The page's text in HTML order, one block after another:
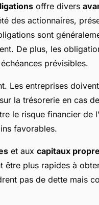
offre divers
des actionnaires,
sont
De plus, les
prévisibles.
Les entreprises
la trésorerie en cas
le risque financier de
favorables.
et aux capitaux
plus rapides à
pas de dette mais